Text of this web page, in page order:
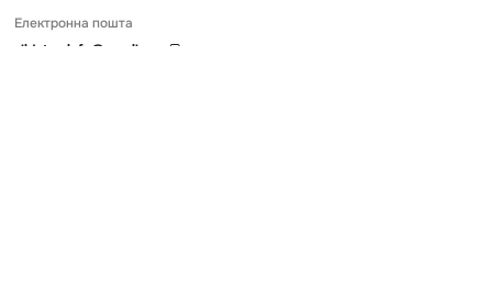
Електронна пошта
slidstvo.info@gmail.com